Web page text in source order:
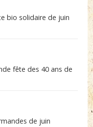
bio solidaire de juin
fête des 40 ans de
de juin